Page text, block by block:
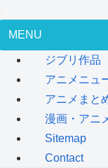
MENU
ジブリ作品
アニメニュ
アニメまと
漫画・アニ
Sitemap
Contact